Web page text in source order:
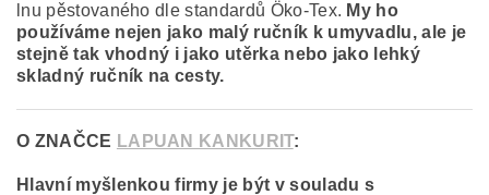
lnu pěstovaného dle standardů Öko-Tex. My ho
používáme nejen jako malý ručník k umyvadlu, ale je
stejně tak vhodný i jako utěrka nebo jako lehký
skladný ručník na cesty.
O ZNAČCE LAPUAN KANKURIT:
Hlavní myšlenkou firmy je být v souladu s